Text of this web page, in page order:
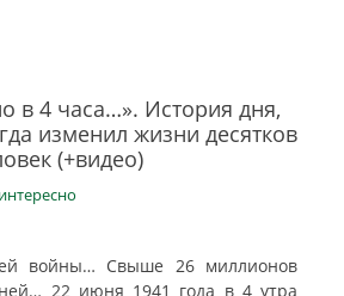
в 4 часа…». История дня,
изменил жизни десятков
(+видео)
войны… Свыше 26 миллионов
22 июня 1941 года в 4 утра